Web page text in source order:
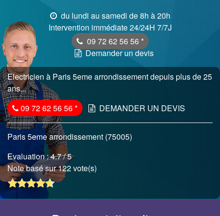
du lundi au samedi de 8h à 20h
Intervention immédiate 24/24H 7/7J
09 72 62 56 56 *
Demander un devis
Electricien à Paris 5eme arrondissement depuis plus de 25
ans...
09 72 62 56 56* DEMANDER UN DEVIS
Paris 5eme arrondissement (75005)
Evaluation :4.7/ 5
Note basé sur 122 vote(s)